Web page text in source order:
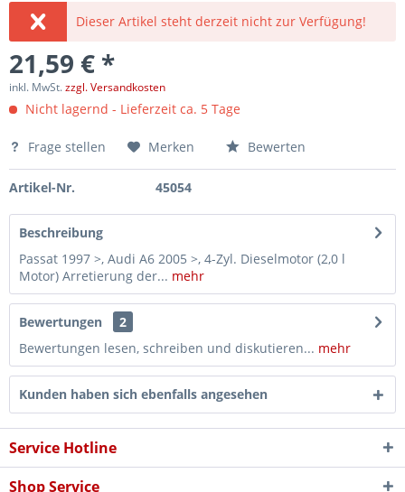
Dieser Artikel steht derzeit nicht zur Verfügung!
21,59 € *
inkl. MwSt.zzgl. Versandkosten
Nicht lagernd - Lieferzeit ca. 5 Tage
Frage stellen Merken Bewerten
Artikel-Nr. 45054
Beschreibung
Passat 1997 >, Audi A6 2005 >, 4-Zyl. Dieselmotor (2,0 l
Motor) Arretierung der... mehr
Bewertungen
2
Bewertungen lesen, schreiben und diskutieren... mehr
Kunden haben sich ebenfalls angesehen
Service Hotline
Shop Service